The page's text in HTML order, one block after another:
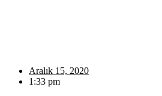
Aralık 15, 2020
1:33 pm